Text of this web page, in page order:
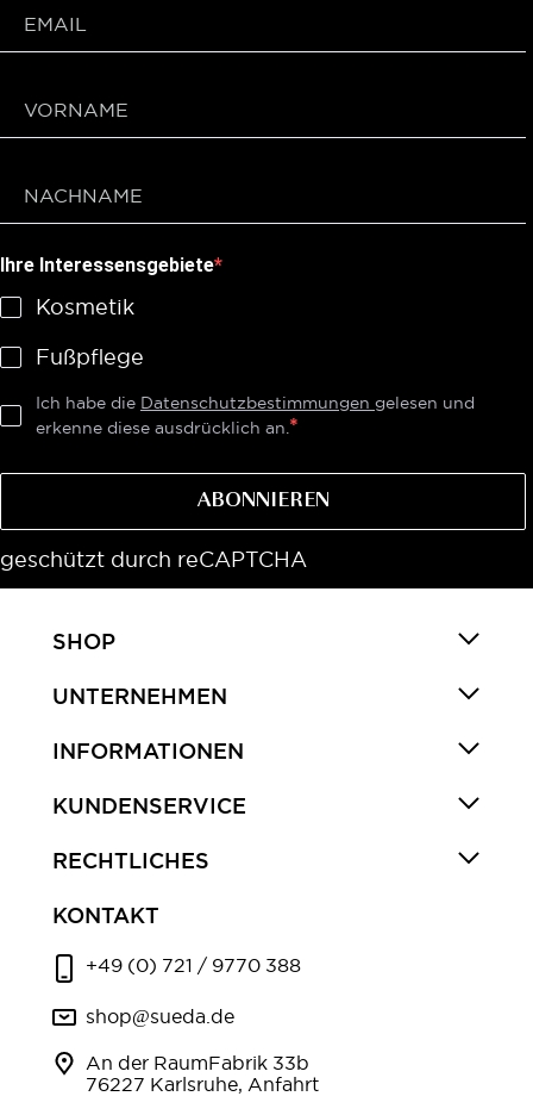
Ihre Interessensgebiete
Kosmetik
Fußpflege
Ich habe die Datenschutzbestimmungen gelesen und
erkenne diese ausdrücklich an.
ABONNIEREN
geschützt durch reCAPTCHA
SHOP
UNTERNEHMEN
INFORMATIONEN
KUNDENSERVICE
RECHTLICHES
KONTAKT
+49 (0) 721 / 9770 388
shop@sueda.de
An der RaumFabrik 33b
76227 Karlsruhe, Anfahrt